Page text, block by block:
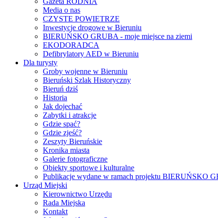
Media o nas
CZYSTE POWIETRZE
Inwestycje drogowe w Bieruniu
BIERUŃSKO GRUBA - moje miejsce na ziemi
EKODORADCA
Defibrylatory AED w Bieruniu
Dla turysty
Groby wojenne w Bieruniu
Bieruński Szlak Historyczny
Bieruń dziś
Historia
Jak dojechać
Zabytki i atrakcje
Gdzie spać?
Gdzie zjeść?
Zeszyty Bieruńskie
Kronika miasta
Galerie fotograficzne
Obiekty sportowe i kulturalne
Publikacje wydane w ramach projektu BIERUŃSKO
Urząd Miejski
Kierownictwo Urzędu
Rada Miejska
Kontakt